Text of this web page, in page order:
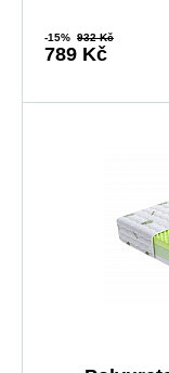
-15% 932 Kč
789 Kč